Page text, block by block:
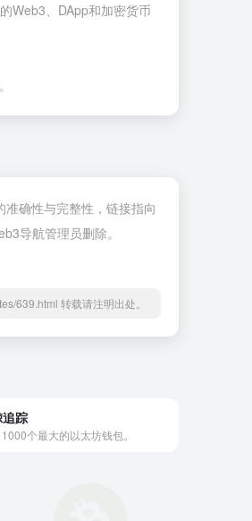
Web3、DApp和加密货币
确性与完整性，链接指向
导航管理员删除。
639.html 转载请注明出处。
踪
个最大的以太坊钱包。